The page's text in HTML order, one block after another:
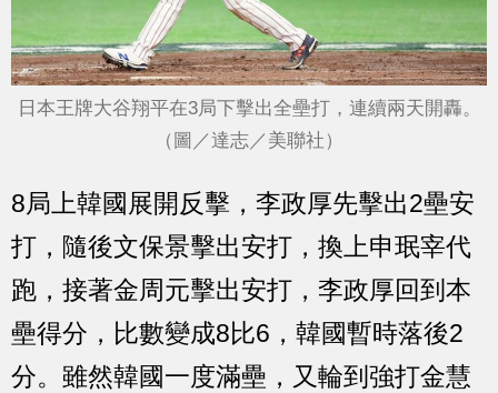
日本王牌大谷翔平在3局下擊出全壘打，連續兩天開轟。
（圖／達志／美聯社）
8局上韓國展開反擊，李政厚先擊出2壘安
打，隨後文保景擊出安打，換上申珉宰代
跑，接著金周元擊出安打，李政厚回到本
壘得分，比數變成8比6，韓國暫時落後2
分。雖然韓國一度滿壘，又輪到強打金慧